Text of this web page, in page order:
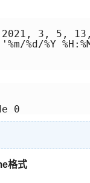
3, 5,
%d/%Y
格式